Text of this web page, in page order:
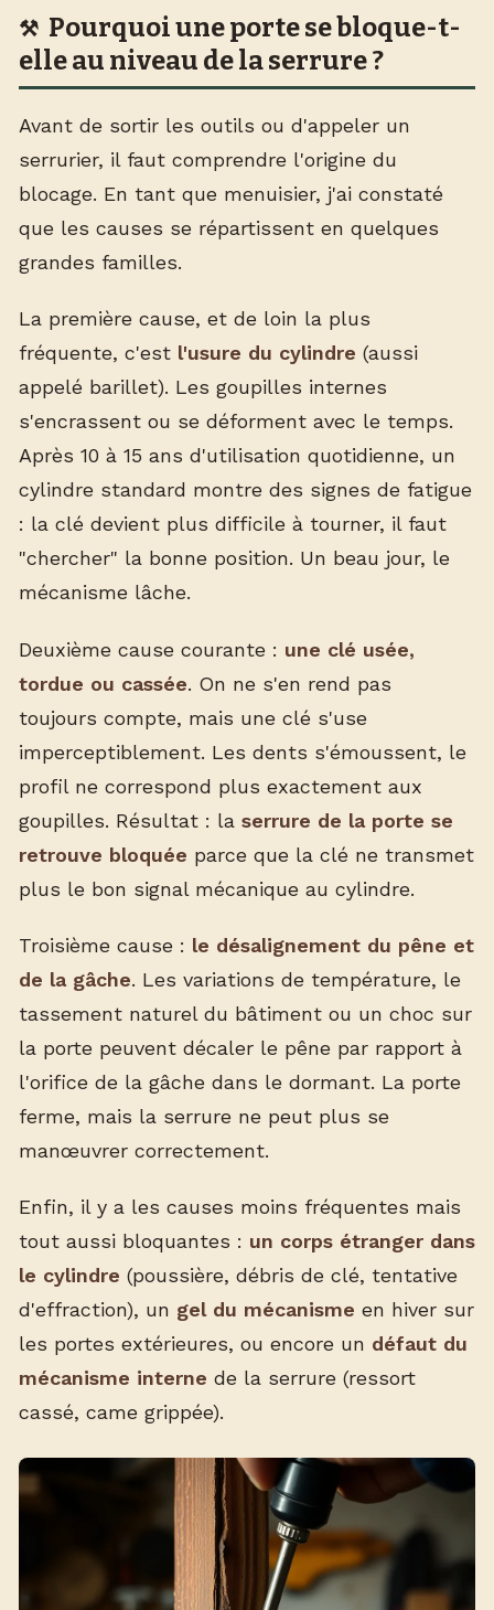
Pourquoi une porte se bloque-t-
elle au niveau de la serrure ?
Avant de sortir les outils ou d'appeler un
serrurier, il faut comprendre l'origine du
blocage. En tant que menuisier, j'ai constaté
que les causes se répartissent en quelques
grandes familles.
La première cause, et de loin la plus
fréquente, c'est l'usure du cylindre (aussi
appelé barillet). Les goupilles internes
s'encrassent ou se déforment avec le temps.
Après 10 à 15 ans d'utilisation quotidienne, un
cylindre standard montre des signes de fatigue
: la clé devient plus difficile à tourner, il faut
"chercher" la bonne position. Un beau jour, le
mécanisme lâche.
Deuxième cause courante : une clé usée,
tordue ou cassée. On ne s'en rend pas
toujours compte, mais une clé s'use
imperceptiblement. Les dents s'émoussent, le
profil ne correspond plus exactement aux
goupilles. Résultat : la serrure de la porte se
retrouve bloquée parce que la clé ne transmet
plus le bon signal mécanique au cylindre.
Troisième cause : le désalignement du pêne et
de la gâche. Les variations de température, le
tassement naturel du bâtiment ou un choc sur
la porte peuvent décaler le pêne par rapport à
l'orifice de la gâche dans le dormant. La porte
ferme, mais la serrure ne peut plus se
manœuvrer correctement.
Enfin, il y a les causes moins fréquentes mais
tout aussi bloquantes : un corps étranger dans
le cylindre (poussière, débris de clé, tentative
d'effraction), un gel du mécanisme en hiver sur
les portes extérieures, ou encore un défaut du
mécanisme interne de la serrure (ressort
cassé, came grippée).